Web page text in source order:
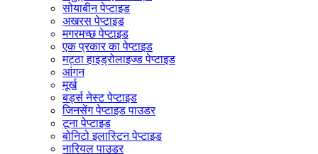
सोयाबीन पेप्टाइड
अखरस पेप्टाइड
मगरमच्छ पेप्टाइड
एक प्रकार का पेप्टाइड
मट्ठा हाइड्रोलाइज्ड पेप्टाइड
आंगन
मूर्ख
बर्ड्स नेस्ट पेप्टाइड
जिनसेंग पेप्टाइड पाउडर
टूना पेप्टाइड
बोनिटो इलास्टिन पेप्टाइड
नारियल पाउडर